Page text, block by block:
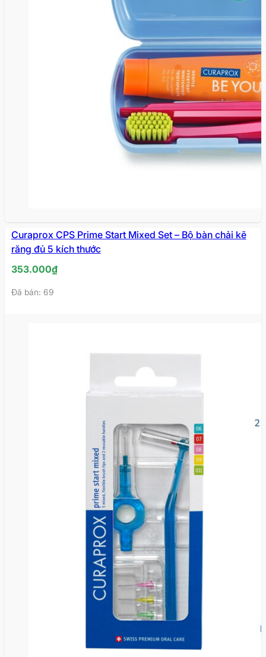
Curaprox CPS Prime Start Mixed Set – Bộ bàn chải kẽ
răng đủ 5 kích thước
353.000₫
Đã bán: 69